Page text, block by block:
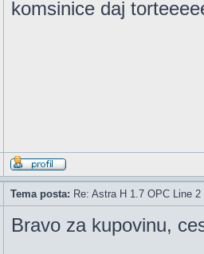
komsinice daj
Tema posta: Re: Astra H 1.7 OPC Line 2
Bravo za kupovinu,